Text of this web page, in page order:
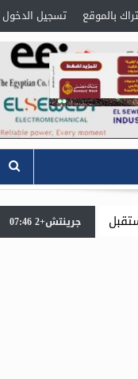
بالموقع تسجيل الدخول
السعودي لمناقشة
جرينتش+2 07:46